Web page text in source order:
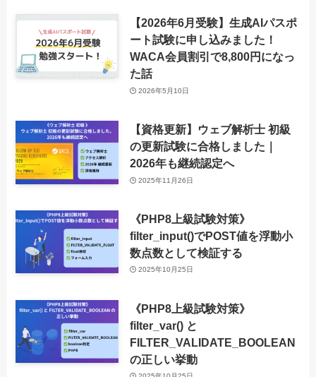
【2026年6月受験】生成AIパスポ
ート試験に申し込みました！
WACA会員割引で8,800円になっ
た話
2026年5月10日
【資格更新】ウェブ解析士 初級
の更新試験に合格しました｜
2026年も継続認定へ
2025年11月26日
《PHP8上級試験対策》
filter_input()でPOST値を浮動小
数点数として検証する
2025年10月25日
《PHP8上級試験対策》
filter_var() と
FILTER_VALIDATE_BOOLEAN
の正しい挙動